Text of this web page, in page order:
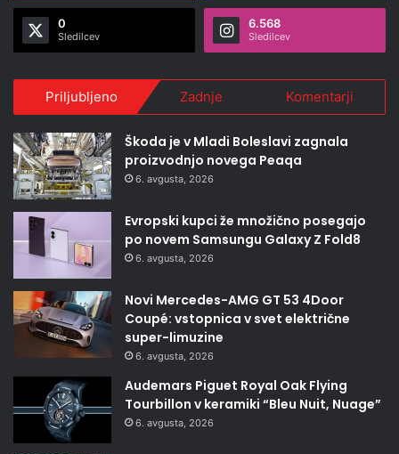
0
Sledilcev
6.568
Sledilcev
Priljubljeno Zadnje Komentarji
Škoda je v Mladi Boleslavi zagnala
proizvodnjo novega Peaqa
6. avgusta, 2026
Evropski kupci že množično posegajo
po novem Samsungu Galaxy Z Fold8
6. avgusta, 2026
Novi Mercedes-AMG GT 53 4Door
Coupé: vstopnica v svet električne
super-limuzine
6. avgusta, 2026
Audemars Piguet Royal Oak Flying
Tourbillon v keramiki “Bleu Nuit, Nuage”
6. avgusta, 2026